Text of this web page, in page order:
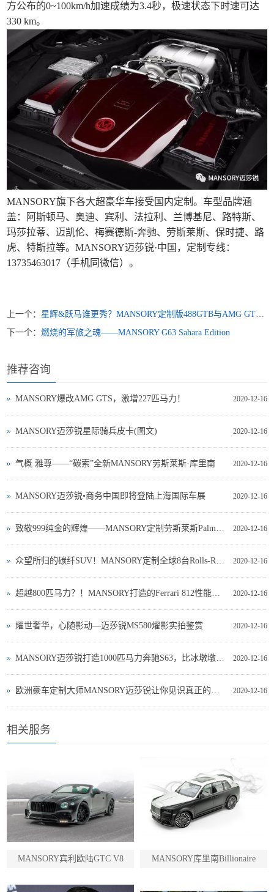
方公布的0~100km/h加速成绩为3.4秒，极速状态下时速可达
330 km。
MANSORY旗下各大超豪华车接受国内定制。车型品牌涵
盖：阿斯顿马、奥迪、宾利、法拉利、兰博基尼、路特斯、
玛莎拉蒂、迈凯伦、梅赛德斯-奔驰、劳斯莱斯、保时捷、路
虎、特斯拉等。MANSORY迈莎锐·中国，定制专线：
13735463017（手机同微信）。
上一个： 星辉&跃马谁更秀？MANSORY定制版488GTB与AMG GTS的“豪横”PK！
下一个：燃烧的军旅之魂——MANSORY G63 Sahara Edition
推荐咨询
2020-12-16
MANSORY爆改AMG GTS，激增227匹马力！
2020-12-16
MANSORY迈莎锐星际骑兵皮卡(图文)
2020-12-16
气概 雅尊——“碳索”全新MANSORY劳斯莱斯·库里南
2020-12-16
MANSORY迈莎锐•商务中国即将登陆上海国际车展
2020-12-16
2020-12-16
2020-12-16
2020-12-16
燿世奢华，心随影动—迈莎锐MS580燿影实拍鉴赏
2020-12-16
2020-12-16
相关服务
MANSORY宾利欧陆GTC V8 MANSORY库里南Billionaire